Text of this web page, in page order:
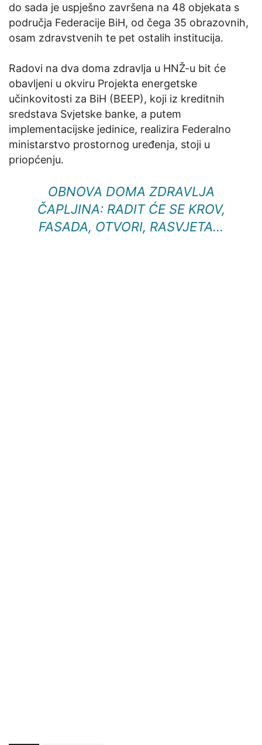
do sada je uspješno završena na 48 objekata s
područja Federacije BiH, od čega 35 obrazovnih,
osam zdravstvenih te pet ostalih institucija.
Radovi na dva doma zdravlja u HNŽ-u bit će
obavljeni u okviru Projekta energetske
učinkovitosti za BiH (BEEP), koji iz kreditnih
sredstava Svjetske banke, a putem
implementacijske jedinice, realizira Federalno
ministarstvo prostornog uređenja, stoji u
priopćenju.
OBNOVA DOMA ZDRAVLJA
ČAPLJINA: RADIT ĆE SE KROV,
FASADA, OTVORI, RASVJETA…